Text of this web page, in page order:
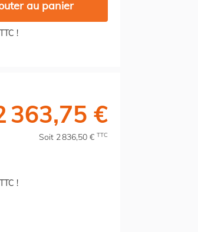
au panier
!
363,75 €
Soit 2 836,50 € TTC
!